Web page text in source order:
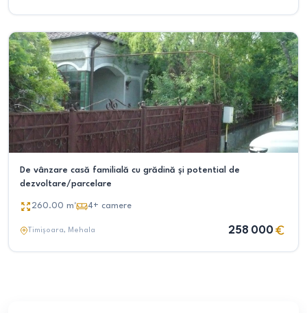
De vânzare casă familială cu grădină și potential de
dezvoltare/parcelare
260.00 m² 4+ camere
Timișoara, Mehala 258 000